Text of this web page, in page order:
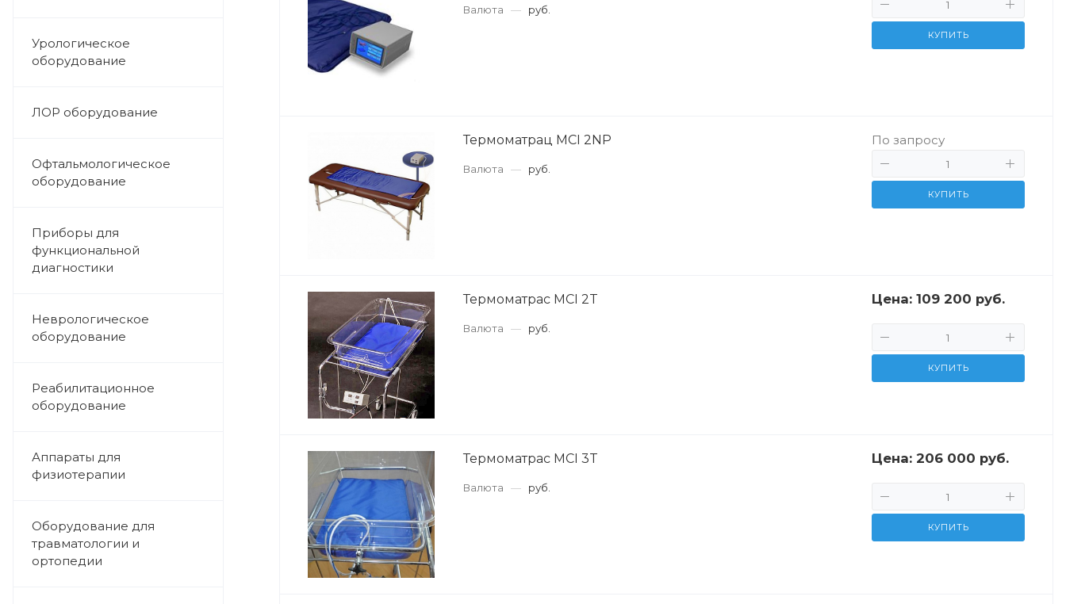
Урологическое
оборудование
ЛОР оборудование
Офтальмологическое
оборудование
Приборы для
функциональной
диагностики
Неврологическое
оборудование
Реабилитационное
оборудование
Аппараты для
физиотерапии
Оборудование для
травматологии и
ортопедии
Валюта — руб.
КУПИТЬ
Термоматрац MCI 2NP
Валюта — руб.
По запросу
КУПИТЬ
Термоматрас MCI 2T
Валюта — руб.
Цена: 109 200 руб.
КУПИТЬ
Термоматрас MCI 3T
Валюта — руб.
Цена: 206 000 руб.
КУПИТЬ